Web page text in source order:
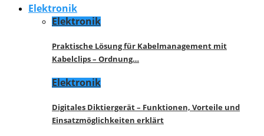
Elektronik
Elektronik
Praktische Lösung für Kabelmanagement mit
Kabelclips – Ordnung…
Elektronik
Digitales Diktiergerät – Funktionen, Vorteile und
Einsatzmöglichkeiten erklärt